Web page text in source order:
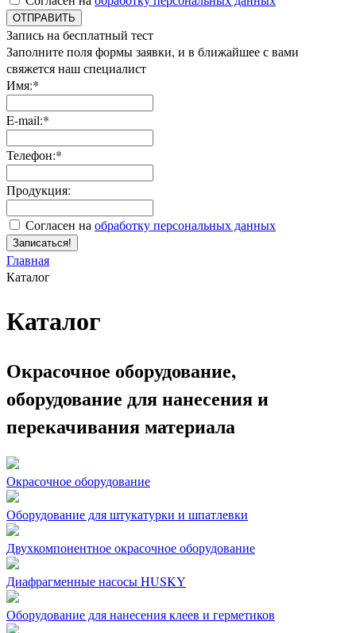
ОТПРАВИТЬ
Запись на бесплатный тест
Заполните поля формы заявки, и в ближайшее с вами
свяжется наш специалист
Имя:*
E-mail:*
Телефон:*
Продукция:
Согласен на обработку персональных данных
Записаться!
Главная
Каталог
Каталог
Окрасочное оборудование,
оборудование для нанесения и
перекачивания материала
Окрасочное оборудование
Оборудование для штукатурки и шпатлевки
Двухкомпонентное окрасочное оборудование
Диафрагменные насосы HUSKY
Оборудование для нанесения клеев и герметиков